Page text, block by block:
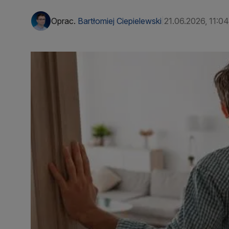
Oprac. Bartłomiej Ciepielewski 21.06.2026, 11:04